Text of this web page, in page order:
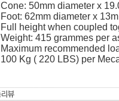
Cone: 50mm diameter x
Foot: 62mm diameter x
Full height when coupled
Weight: 415 grammes per
Maximum recommended
100 Kg ( 220 LBS) per